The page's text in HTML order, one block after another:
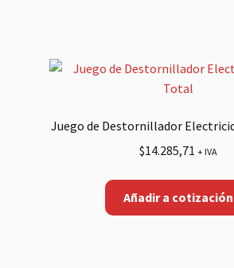
Juego de Destornillador
$14.285,71 + IVA
Añadir a cotización